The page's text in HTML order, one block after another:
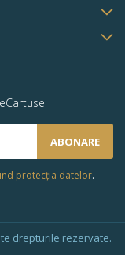
ABONARE
protecția datelor.
drepturile rezervate.